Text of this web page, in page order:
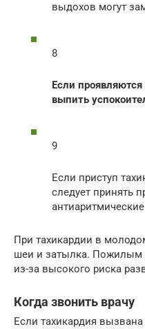
выдохов могут
8
Если
выпить
9
Если приступ
следует принять
При тахикардии в
шеи и затылка. Пожилым
из-за высокого риска
Когда звонить врачу
Если тахикардия